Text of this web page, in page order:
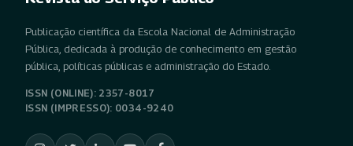
Publicação científica da Escola Nacional de Administração
Pública, dedicada à produção de conhecimento em gestão
pública, políticas públicas e administração do Estado.
ISSN (ONLINE): 2357-8017
ISSN (IMPRESSO): 0034-9240